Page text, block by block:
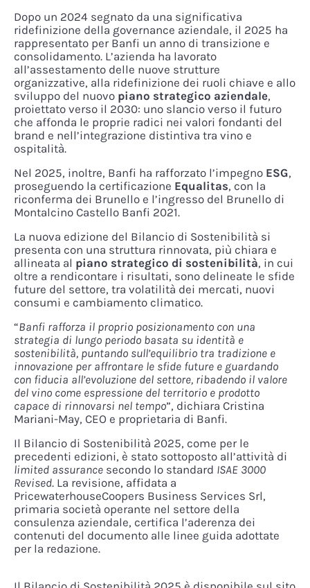
Dopo un 2024 segnato da una significativa
ridefinizione della governance aziendale, il 2025 ha
rappresentato per Banfi un anno di transizione e
consolidamento. L’azienda ha lavorato
all’assestamento delle nuove strutture
organizzative, alla ridefinizione dei ruoli chiave e allo
sviluppo del nuovo piano strategico aziendale,
proiettato verso il 2030: uno slancio verso il futuro
che affonda le proprie radici nei valori fondanti del
brand e nell’integrazione distintiva tra vino e
ospitalità.
Nel 2025, inoltre, Banfi ha rafforzato l’impegno ESG,
proseguendo la certificazione Equalitas, con la
riconferma dei Brunello e l’ingresso del Brunello di
Montalcino Castello Banfi 2021.
La nuova edizione del Bilancio di Sostenibilità si
presenta con una struttura rinnovata, più chiara e
allineata al piano strategico di sostenibilità, in cui
oltre a rendicontare i risultati, sono delineate le sfide
future del settore, tra volatilità dei mercati, nuovi
consumi e cambiamento climatico.
“Banfi rafforza il proprio posizionamento con una
strategia di lungo periodo basata su identità e
sostenibilità, puntando sull’equilibrio tra tradizione e
innovazione per affrontare le sfide future e guardando
con fiducia all’evoluzione del settore, ribadendo il valore
del vino come espressione del territorio e prodotto
capace di rinnovarsi nel tempo”, dichiara Cristina
Mariani-May, CEO e proprietaria di Banfi.
Il Bilancio di Sostenibilità 2025, come per le
precedenti edizioni, è stato sottoposto all’attività di
limited assurance secondo lo standard ISAE 3000
Revised. La revisione, affidata a
PricewaterhouseCoopers Business Services Srl,
primaria società operante nel settore della
consulenza aziendale, certifica l’aderenza dei
contenuti del documento alle linee guida adottate
per la redazione.